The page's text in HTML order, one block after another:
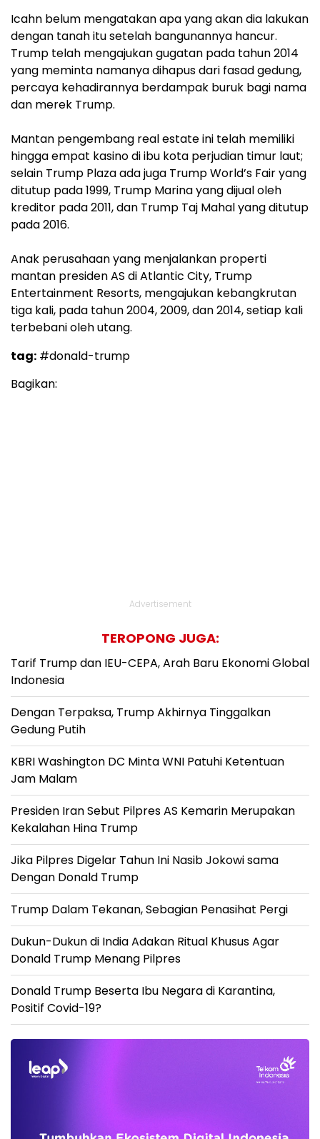
Icahn belum mengatakan apa yang akan dia lakukan
dengan tanah itu setelah bangunannya hancur.
Trump telah mengajukan gugatan pada tahun 2014
yang meminta namanya dihapus dari fasad gedung,
percaya kehadirannya berdampak buruk bagi nama
dan merek Trump.
Mantan pengembang real estate ini telah memiliki
hingga empat kasino di ibu kota perjudian timur laut;
selain Trump Plaza ada juga Trump World’s Fair yang
ditutup pada 1999, Trump Marina yang dijual oleh
kreditor pada 2011, dan Trump Taj Mahal yang ditutup
pada 2016.
Anak perusahaan yang menjalankan properti
mantan presiden AS di Atlantic City, Trump
Entertainment Resorts, mengajukan kebangkrutan
tiga kali, pada tahun 2004, 2009, dan 2014, setiap kali
terbebani oleh utang.
tag: #donald-trump
Bagikan:
Advertisement
TEROPONG JUGA:
Tarif Trump dan IEU-CEPA, Arah Baru Ekonomi Global
Indonesia
Dengan Terpaksa, Trump Akhirnya Tinggalkan
Gedung Putih
KBRI Washington DC Minta WNI Patuhi Ketentuan
Jam Malam
Presiden Iran Sebut Pilpres AS Kemarin Merupakan
Kekalahan Hina Trump
Jika Pilpres Digelar Tahun Ini Nasib Jokowi sama
Dengan Donald Trump
Trump Dalam Tekanan, Sebagian Penasihat Pergi
Dukun-Dukun di India Adakan Ritual Khusus Agar
Donald Trump Menang Pilpres
Donald Trump Beserta Ibu Negara di Karantina,
Positif Covid-19?